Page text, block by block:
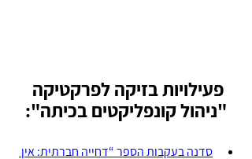
פעילויות בזיקה לפרקטיקה
"ניהול קונפליקטים בכיתה":
סדנה בעקבות הספר “דחייה חברתית: אין